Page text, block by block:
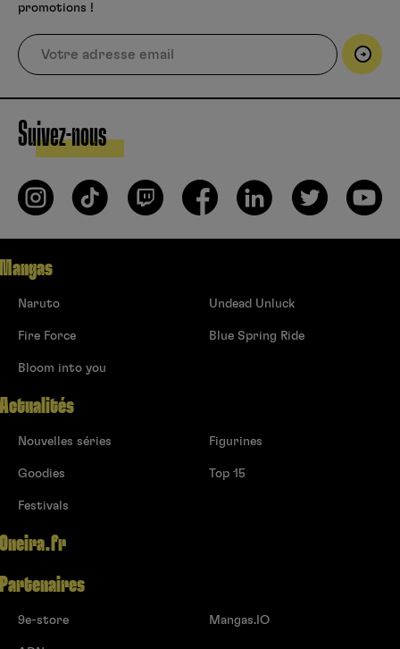
promotions !
Suivez-nous
Mangas
Naruto
Fire Force
Bloom into you
Undead Unluck
Blue Spring Ride
Actualités
Nouvelles séries
Goodies
Festivals
Figurines
Top 15
Oneira.fr
Partenaires
9e-store Mangas.IO